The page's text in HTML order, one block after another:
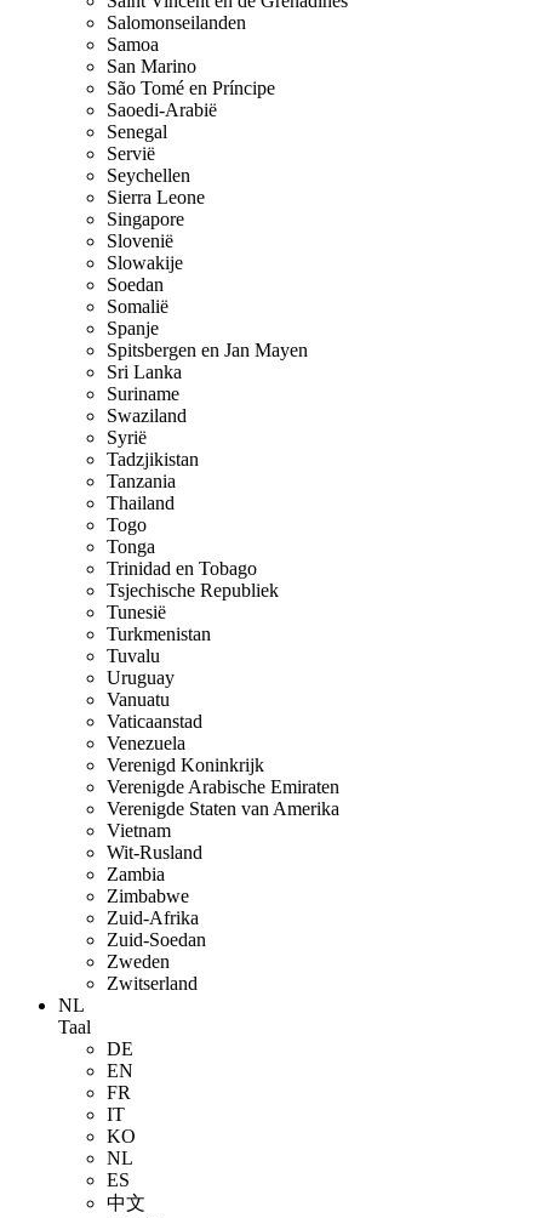
Salomonseilanden
Samoa
San Marino
São Tomé en Príncipe
Saoedi-Arabië
Senegal
Servië
Seychellen
Sierra Leone
Singapore
Slovenië
Slowakije
Soedan
Somalië
Spanje
Spitsbergen en Jan Mayen
Sri Lanka
Suriname
Swaziland
Syrië
Tadzjikistan
Tanzania
Thailand
Togo
Tonga
Trinidad en Tobago
Tsjechische Republiek
Tunesië
Turkmenistan
Tuvalu
Uruguay
Vanuatu
Vaticaanstad
Venezuela
Verenigd Koninkrijk
Verenigde Arabische Emiraten
Verenigde Staten van Amerika
Vietnam
Wit-Rusland
Zambia
Zimbabwe
Zuid-Afrika
Zuid-Soedan
Zweden
Zwitserland
NL
Taal
DE
EN
FR
IT
KO
NL
ES
中文